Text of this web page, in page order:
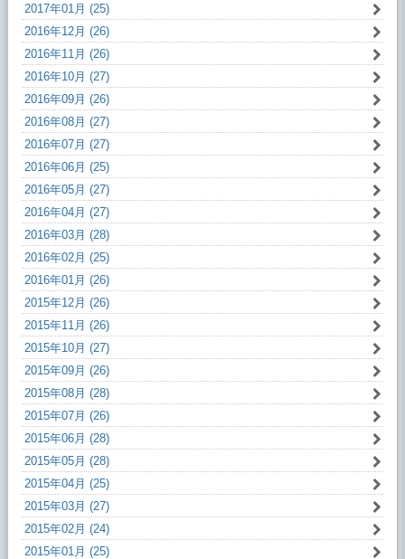
2017年01月 (25)
2016年12月 (26)
2016年11月 (26)
2016年10月 (27)
2016年09月 (26)
2016年08月 (27)
2016年07月 (27)
2016年06月 (25)
2016年05月 (27)
2016年04月 (27)
2016年03月 (28)
2016年02月 (25)
2016年01月 (26)
2015年12月 (26)
2015年11月 (26)
2015年10月 (27)
2015年09月 (26)
2015年08月 (28)
2015年07月 (26)
2015年06月 (28)
2015年05月 (28)
2015年04月 (25)
2015年03月 (27)
2015年02月 (24)
2015年01月 (25)